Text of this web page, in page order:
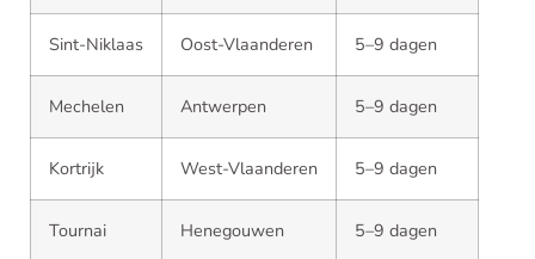
Sint-Niklaas Oost-Vlaanderen 5–9 dagen
Mechelen Antwerpen 5–9 dagen
Kortrijk West-Vlaanderen 5–9 dagen
Tournai Henegouwen 5–9 dagen